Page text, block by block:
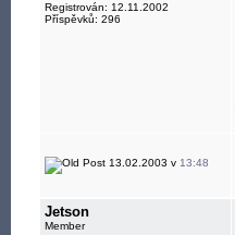
Registrován: 12.11.2002
Příspěvků: 296
13.02.2003 v 13:48
Jetson
Member